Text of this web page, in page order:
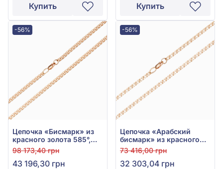
Купить Купить
-56%
Цепочка «Бисмарк» из
красного золота 585°,
без вставки, арт. Ц013-2
98 173,40 грн
43 196,30 грн
-56%
Цепочка «Арабский
бисмарк» из красного
золота 585° без вставки,
арт. Ц013/1-0
73 416,00 грн
32 303,04 грн